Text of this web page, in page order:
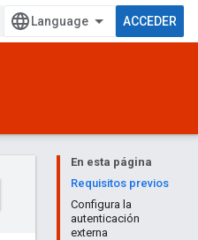
ACCEDER
En esta página
Requisitos previos
Configura la
autenticación
externa